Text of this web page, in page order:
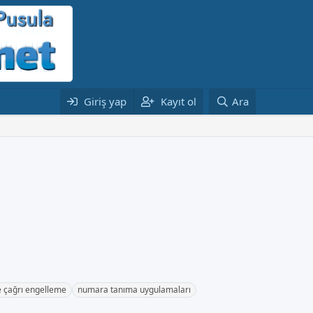
Giriş yap Kayıt ol Ara
çağrı engelleme numara tanıma uygulamaları